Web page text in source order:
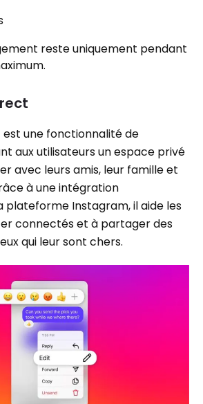
reste uniquement pendant
une fonctionnalité de
aux utilisateurs un espace privé
avec leurs amis, leur famille et
à une intégration
plateforme Instagram, il aide les
connectés et à partager des
qui leur sont chers.